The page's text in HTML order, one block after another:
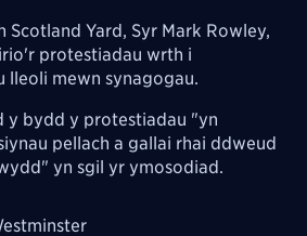
Scotland Yard, Syr Mark Rowley,
protestiadau wrth i
lleoli mewn synagogau.
y bydd y protestiadau "yn
pellach a gallai rhai ddweud
yn sgil yr ymosodiad.